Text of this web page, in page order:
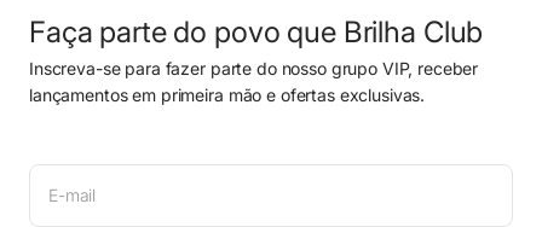
Faça parte do povo que Brilha Club
Inscreva-se para fazer parte do nosso grupo VIP, receber
lançamentos em primeira mão e ofertas exclusivas.
E-mail